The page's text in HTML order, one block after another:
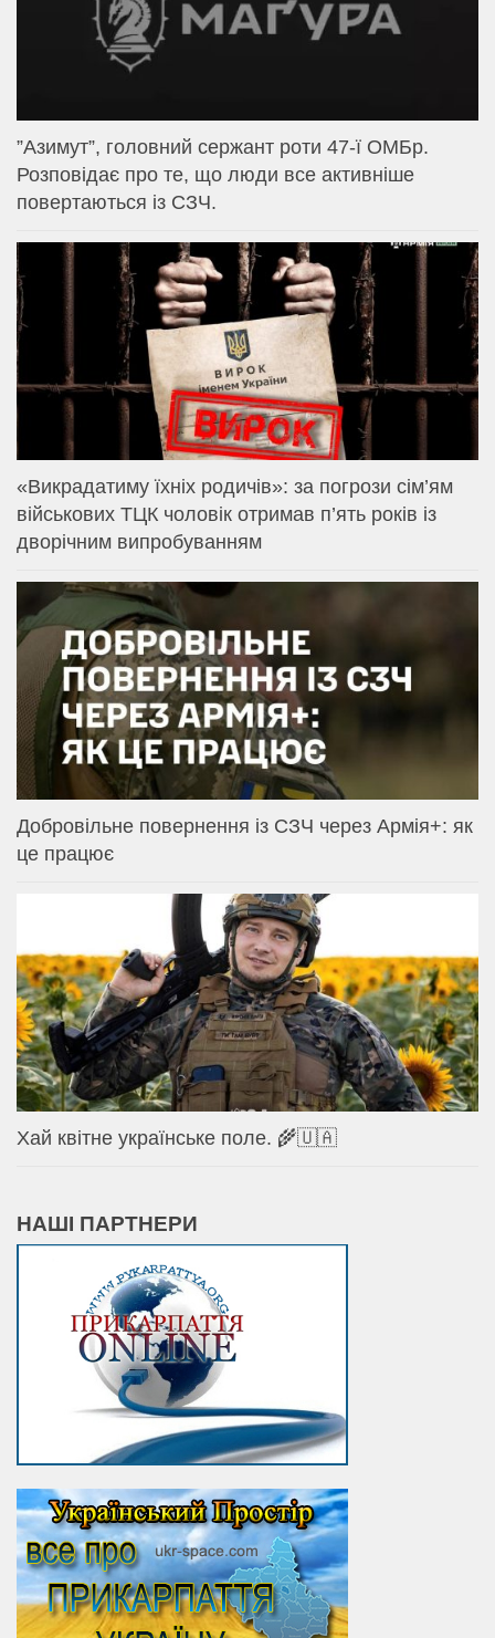
⁨”Азимут”, головний сержант роти 47-ї ОМБр.
Розповідає про те, що люди все активніше
повертаються із СЗЧ.
«Викрадатиму їхніх родичів»: за погрози сім’ям
військових ТЦК чоловік отримав п’ять років із
дворічним випробуванням
Добровільне повернення із СЗЧ через Армія+: як
це працює
Хай квітне українське поле. 🌾🇺🇦
НАШІ ПАРТНЕРИ